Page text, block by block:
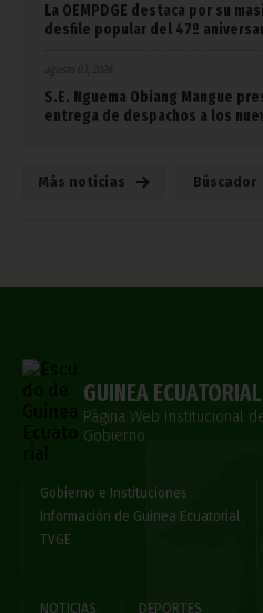
La OEMPDGE destaca por su
desfile popular del 47º
agosto 03, 2026
S.E. Nguema Obiang Mangue
entrega de despachos a los
Más noticias Búscador
GUINEA ECUATORIAL
Página Web Institucional
Gobierno
Gobierno e Instituciones
Información de Guinea Ecuatorial
TVGE
NOTICIAS DEPORTES